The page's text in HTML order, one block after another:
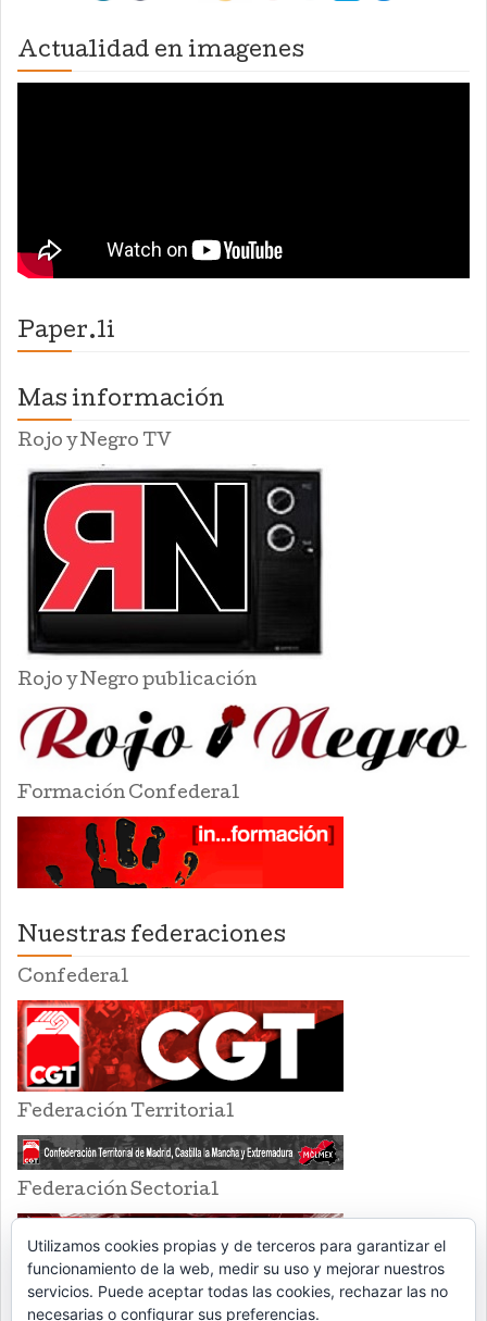
Actualidad en imagenes
Paper.li
Mas información
Rojo y Negro TV
Rojo y Negro publicación
Formación Confederal
Nuestras federaciones
Confederal
Federación Territorial
Federación Sectorial
Utilizamos cookies propias y de terceros para garantizar el
funcionamiento de la web, medir su uso y mejorar nuestros
servicios. Puede aceptar todas las cookies, rechazar las no
necesarias o configurar sus preferencias.